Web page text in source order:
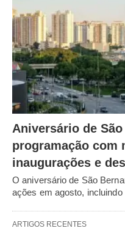
Aniversário de
programação com
inaugurações e
O aniversário de São
ações em agosto,
ARTIGOS RECENTES